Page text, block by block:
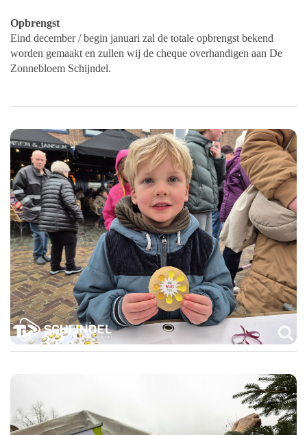
Opbrengst
Eind december / begin januari zal de totale opbrengst bekend
worden gemaakt en zullen wij de cheque overhandigen aan De
Zonnebloem Schijndel.